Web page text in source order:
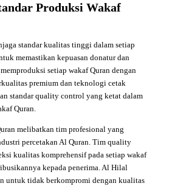
Produksi Wakaf
standar kualitas tinggi dalam setiap
memastikan kepuasan donatur dan
setiap wakaf Quran dengan
premium dan teknologi cetak
standar quality control yang ketat dalam
Quran.
melibatkan tim profesional yang
percetakan Al Quran. Tim quality
kualitas komprehensif pada setiap wakaf
kepada penerima. Al Hilal
untuk tidak berkompromi dengan kualitas